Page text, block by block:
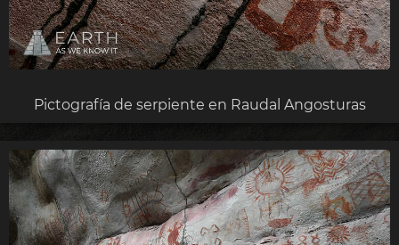
Pictografía de serpiente en Raudal Angosturas